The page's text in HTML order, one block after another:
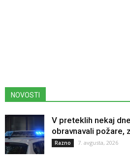
NOVOSTI
V preteklih nekaj
obravnavali požare,
Razno 7. avgusta, 2026